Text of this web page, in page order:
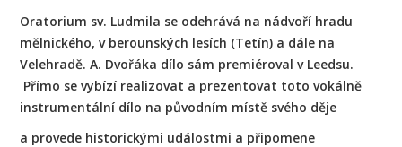
Oratorium sv. Ludmila se odehrává na nádvoří hradu
mělnického, v berounských lesích (Tetín) a dále na
Velehradě. A. Dvořáka dílo sám premiéroval v Leedsu.
Přímo se vybízí realizovat a prezentovat toto vokálně
instrumentální dílo na původním místě svého děje
a provede historickými událostmi a připomene